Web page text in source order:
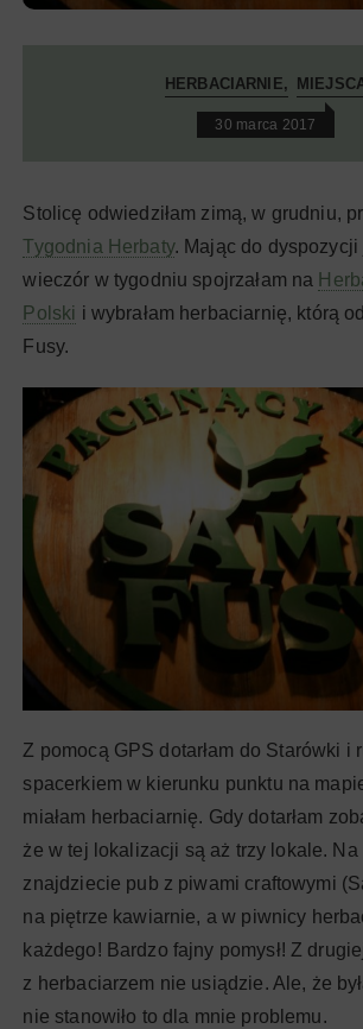
HERBACIARNIE
30 marca 2017
Stolicę odwiedziłam zimą, w grudniu,
Tygodnia Herbaty. Mając do
wieczór w tygodniu spojrzałam na
Polski i wybrałam herbaciarnię, którą
Fusy.
Z pomocą GPS dotarłam do Starówki i
spacerkiem w kierunku punktu na
miałam herbaciarnię. Gdy dotarłam
że w tej lokalizacji są aż trzy lokale. Na
znajdziecie pub z piwami craftowymi
na piętrze kawiarnie, a w piwnicy
każdego! Bardzo fajny pomysł! Z
z herbaciarzem nie usiądzie. Ale, że
nie stanowiło to dla mnie problemu.